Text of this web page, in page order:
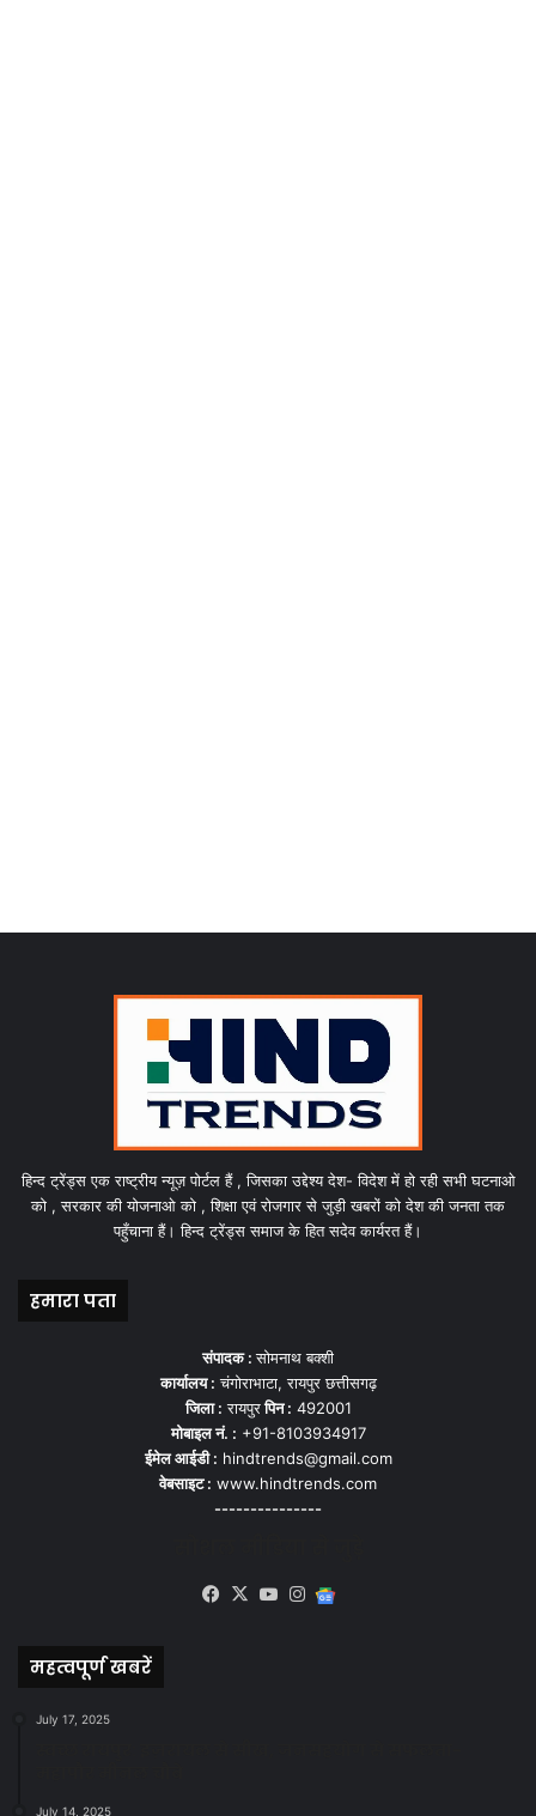
हिन्द ट्रेंड्स एक राष्ट्रीय न्यूज़ पोर्टल हैं , जिसका उद्देश्य देश- विदेश में हो रही सभी घटनाओ
को , सरकार की योजनाओ को , शिक्षा एवं रोजगार से जुड़ी खबरों को देश की जनता तक
पहुँचाना हैं। हिन्द ट्रेंड्स समाज के हित सदेव कार्यरत हैं।
हमारा पता
संपादक :सोमनाथ बक्शी
कार्यालय : चंगोराभाटा, रायपुर छत्तीसगढ़
जिला : रायपुरपिन : 492001
मोबाइल नं. : +91-8103934917
ईमेल आईडी : hindtrends@gmail.com
वेबसाइट : www.hindtrends.com
---------------
Facebook
X YouTubeInstagram
महत्वपूर्ण खबरें
July 17, 2025
July 14, 2025